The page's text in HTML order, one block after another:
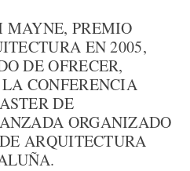
MAYNE, PREMIO
EN 2005,
DE OFRECER,
CONFERENCIA
DE
ORGANIZADO
ARQUITECTURA